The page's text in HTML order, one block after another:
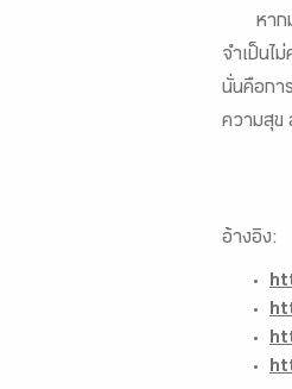
หาก
จำเป็นไ
นั่นคือกา
ความสุข
อ้างอิง: